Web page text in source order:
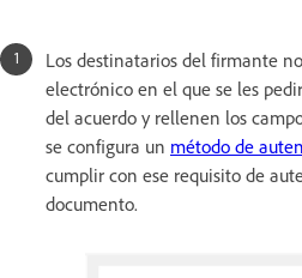
Los destinatarios del firmante
electrónico en el que se les
del acuerdo y rellenen los
se configura un método de
cumplir con ese requisito de
documento.